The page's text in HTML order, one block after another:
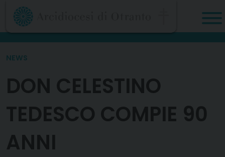
Skip
content
NEWS
DON CELESTINO
TEDESCO COMPIE 90
ANNI